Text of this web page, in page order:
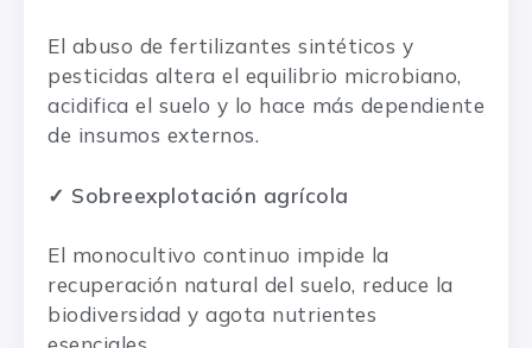
El abuso de fertilizantes sintéticos y
pesticidas altera el equilibrio microbiano,
acidifica el suelo y lo hace más dependiente
de insumos externos.
✓ Sobreexplotación agrícola
El monocultivo continuo impide la
recuperación natural del suelo, reduce la
biodiversidad y agota nutrientes